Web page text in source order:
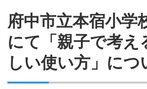
府中市立本宿小学
にて「親子で考え
しい使い方」につ